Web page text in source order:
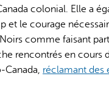
colonial. Elle a
et le courage
comme faisant
rencontrés en cours
Canada, réclamant des